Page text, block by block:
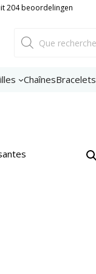
204 beoordelingen
de
produits
ChaînesBracelets
couleurs